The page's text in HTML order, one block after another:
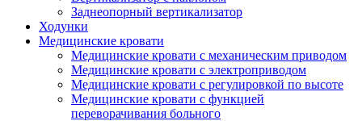
Заднеопорный вертикализатор
Ходунки
Медицинские кровати
Медицинские кровати с механическим приводом
Медицинские кровати с электроприводом
Медицинские кровати с регулировкой по высоте
Медицинские кровати с функцией
переворачивания больного